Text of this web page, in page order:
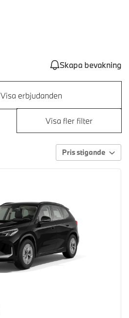
Skapa bevakning
Visa erbjudanden
Visa fler filter
Pris stigande